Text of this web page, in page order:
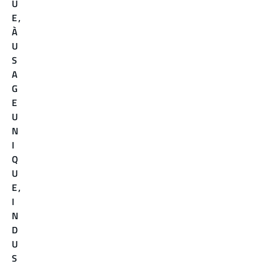
U
E,
À
U
S
A
G
E
U
N
I
Q
U
E,
I
N
D
U
S